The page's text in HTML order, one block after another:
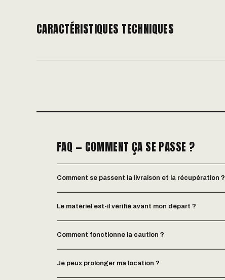
CARACTÉRISTIQUES TECHNIQUES
FAQ — COMMENT ÇA SE PASSE ?
Comment se passent la livraison et la récupération ?
Le matériel est-il vérifié avant mon départ ?
Comment fonctionne la caution ?
Je peux prolonger ma location ?